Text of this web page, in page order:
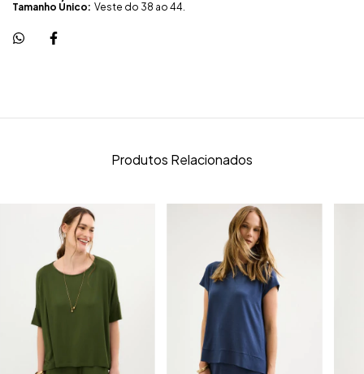
Tamanho Único: Veste do 38 ao 44.
Produtos Relacionados